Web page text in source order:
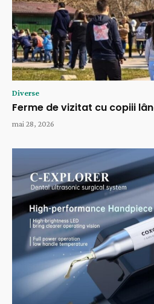
Diverse
Ferme de vizitat cu copiii
mai 28, 2026